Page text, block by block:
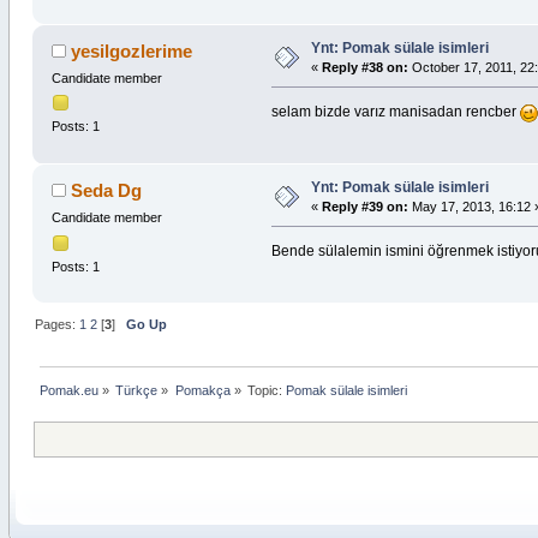
yesilgozlerime
Candidate member
Posts: 1
Ynt: Pomak sülale isimleri
« Reply #38 on: October 17, 2011,
selam bizde varız manisadan rencber
Seda Dg
Candidate member
Posts: 1
Ynt: Pomak sülale isimleri
« Reply #39 on: May 17, 2013, 16:12
Bende sülalemin ismini öğrenmek
Pages: 1 2[3] Go Up
Pomak.eu» Türkçe » Pomakça» Topic: Pomak sülale isimleri